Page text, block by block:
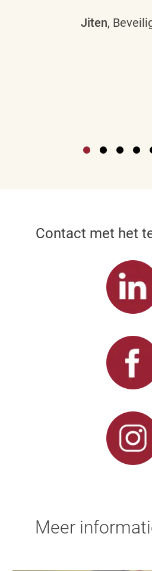
Jiten,
Contact met het
Meer